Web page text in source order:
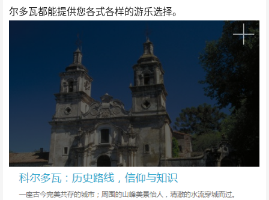
尔多瓦都能提供您各式各样的游乐选择。